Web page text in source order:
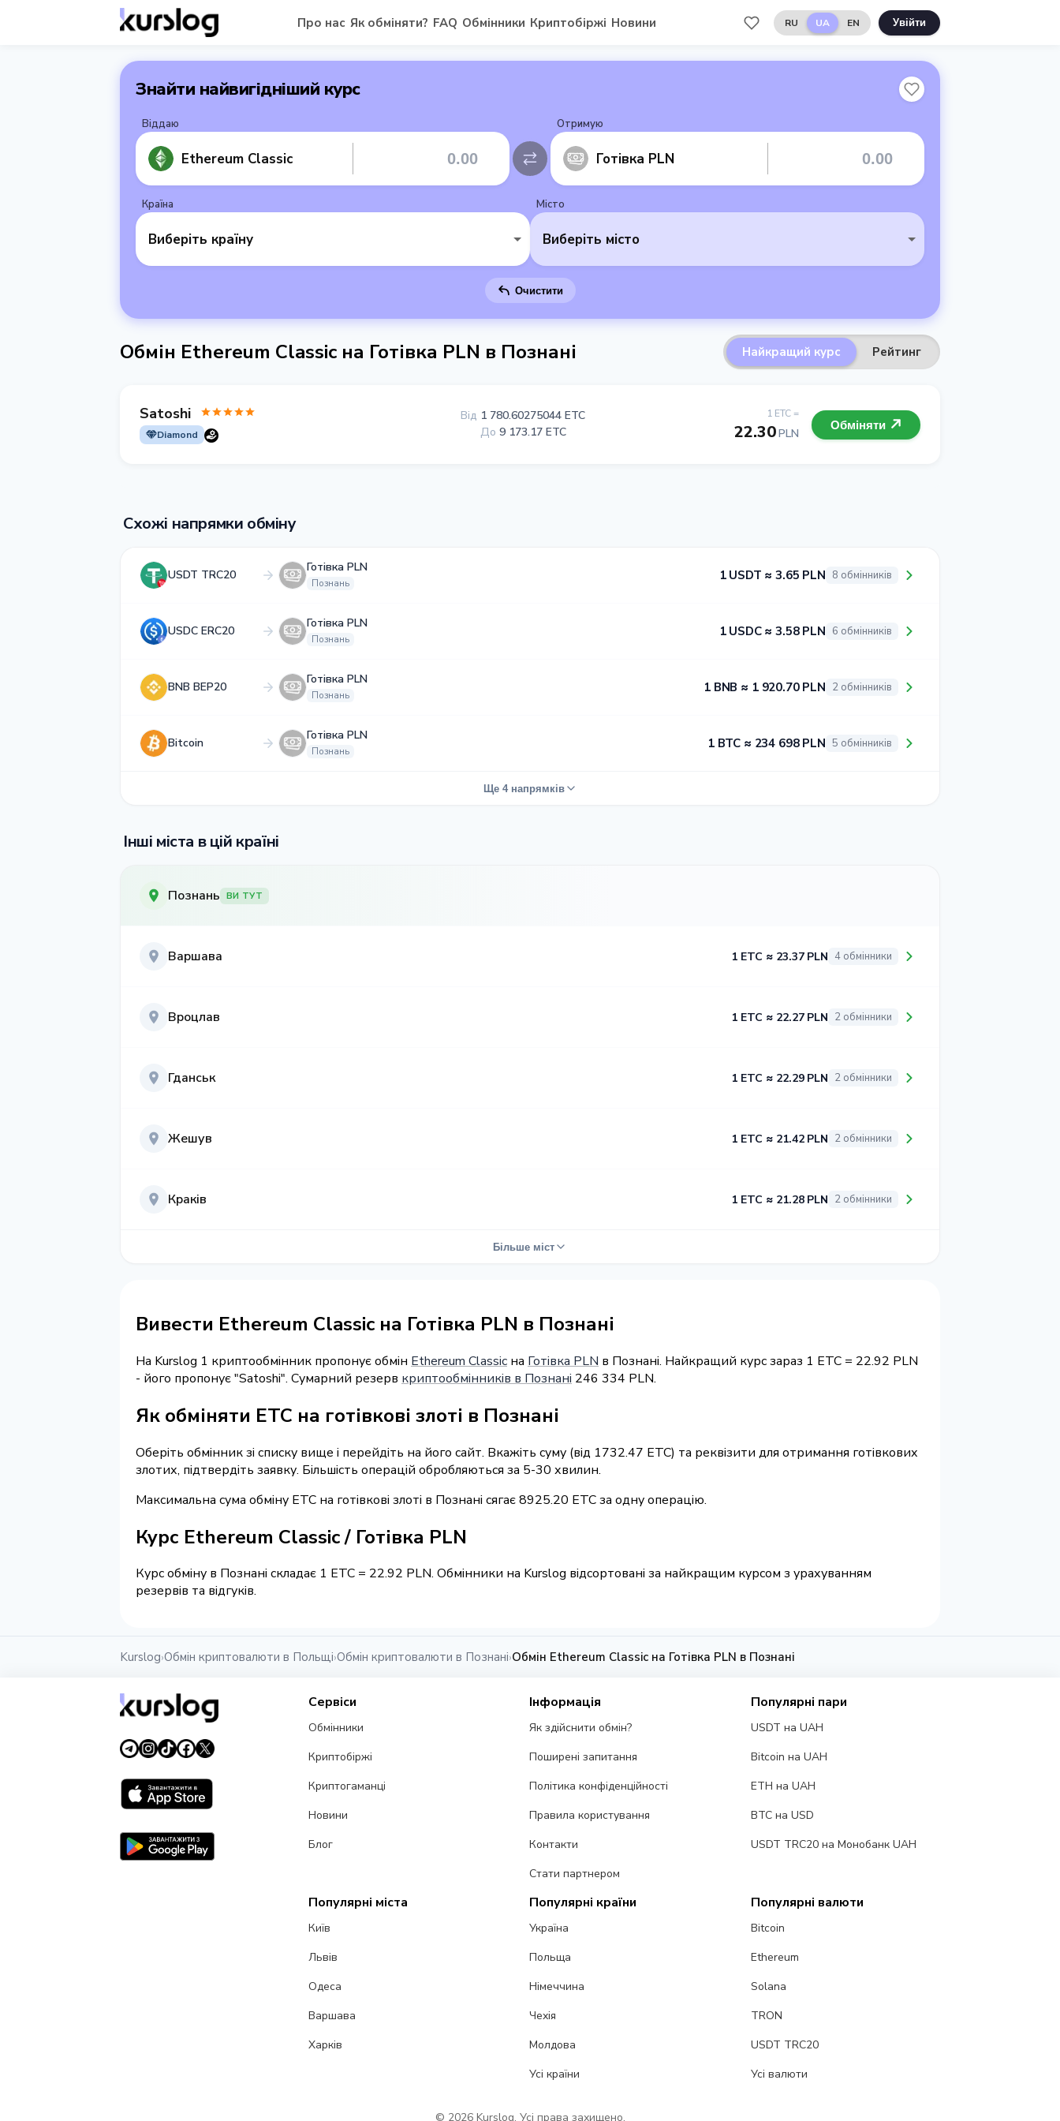
Про нас Як обміняти? FAQ Обмінники Криптобіржі Новини RU UA EN Увійти
Знайти найвигідніший курс
Віддаю
Ethereum Classic
Отримую
Готівка PLN
Країна
Виберіть країну
Місто
Виберіть місто
Очистити
Обмін Ethereum Classic на Готівка PLN в Познані Найкращий курс Рейтинг
Satoshi
Diamond
1 ETC =
22.30PLN
Від 1 780.60275044 ETC
До 9 173.17 ETC Обміняти
Схожі напрямки обміну
USDT TRC20
Готівка PLN
Познань
1 USDT ≈ 3.65 PLN 8 обмінників
USDC ERC20
Готівка PLN
Познань
1 USDC ≈ 3.58 PLN 6 обмінників
BNB BEP20
Готівка PLN
Познань
1 BNB ≈ 1 920.70 PLN 2 обмінників
Bitcoin
Готівка PLN
Познань
1 BTC ≈ 234 698 PLN 5 обмінників
Ще 4 напрямків
Інші міста в цій країні
Познань ВИ ТУТ
Варшава 1 ETC ≈ 23.37 PLN 4 обмінники
Вроцлав 1 ETC ≈ 22.27 PLN 2 обмінники
Гданськ 1 ETC ≈ 22.29 PLN 2 обмінники
Жешув 1 ETC ≈ 21.42 PLN 2 обмінники
Краків 1 ETC ≈ 21.28 PLN 2 обмінники
Більше міст
Вивести Ethereum Classic на Готівка PLN в Познані
На Kurslog 1 криптообмінник пропонує обмін Ethereum Classic на Готівка PLN в Познані. Найкращий курс зараз 1 ETC = 22.92 PLN
- його пропонує "Satoshi". Сумарний резерв криптообмінників в Познані 246 334 PLN.
Як обміняти ETC на готівкові злоті в Познані
Оберіть обмінник зі списку вище і перейдіть на його сайт. Вкажіть суму (від 1732.47 ETC) та реквізити для отримання готівкових
злотих, підтвердіть заявку. Більшість операцій обробляються за 5-30 хвилин.
Максимальна сума обміну ETC на готівкові злоті в Познані сягає 8925.20 ETC за одну операцію.
Курс Ethereum Classic / Готівка PLN
Курс обміну в Познані складає 1 ETC = 22.92 PLN. Обмінники на Kurslog відсортовані за найкращим курсом з урахуванням
резервів та відгуків.
Kurslog›Обмін криптовалюти в Польщі›Обмін криптовалюти в Познані›Обмін Ethereum Classic на Готівка PLN в Познані
Сервіси
Обмінники
Криптобіржі
Криптогаманці
Новини
Блог
Інформація
Як здійснити обмін?
Поширені запитання
Політика конфіденційності
Правила користування
Контакти
Стати партнером
Популярні пари
USDT на UAH
Bitcoin на UAH
ETH на UAH
BTC на USD
USDT TRC20 на Монобанк UAH
Популярні міста
Київ
Львів
Одеса
Варшава
Харків
Популярні країни
Україна
Польща
Німеччина
Чехія
Молдова
Усі країни
Популярні валюти
Bitcoin
Ethereum
Solana
TRON
USDT TRC20
Усі валюти
© 2026 Kurslog. Усі права захищено.